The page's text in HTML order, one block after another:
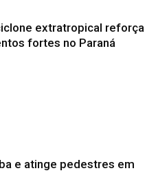
extratropical reforça
fortes no Paraná
e atinge pedestres em